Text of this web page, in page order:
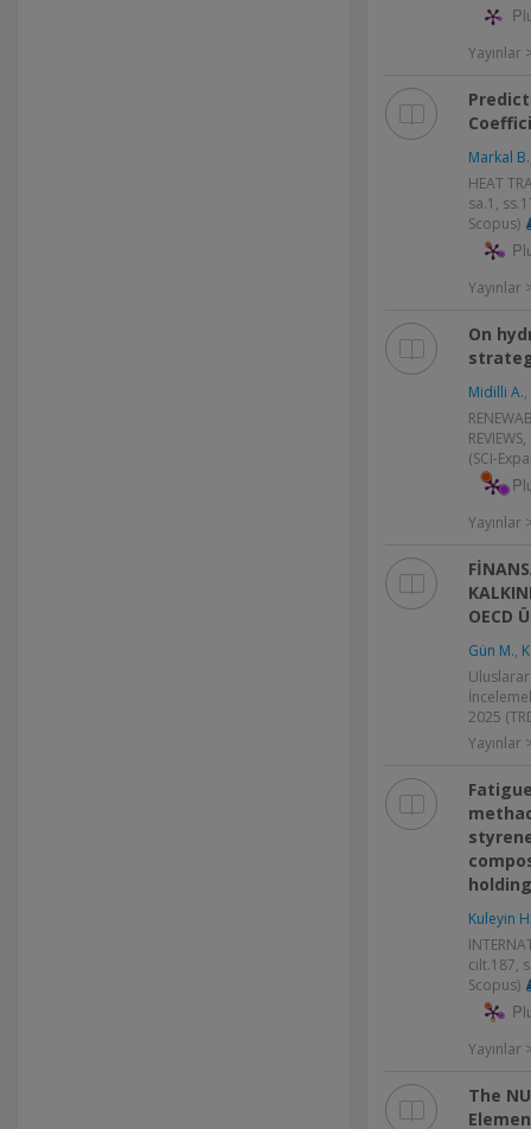
Yayınlar
Markal B.
HEAT
sa.1,
Scopus)
Yayınlar
On
Midilli A.,
(SCI-
Yayınlar
OECD
Gün M.,
2025
Yayınlar
Kuleyin
cilt.187,
Scopus)
Yayınlar
The